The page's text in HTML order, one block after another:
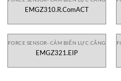
EMGZ310.R.ComACT
FORCE SENSOR- CẢM BIẾN LỰC CĂNG
EMGZ321.EIP